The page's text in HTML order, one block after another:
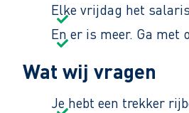
Elke vrijdag het
En er is meer. Ga met
Wat wij vragen
Je hebt een trekker